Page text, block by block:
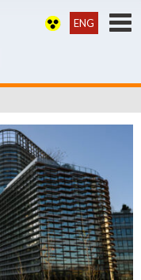
ENG